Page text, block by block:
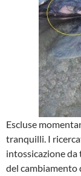
Escluse
tranquilli. I
intossicazione da
del cambiamento